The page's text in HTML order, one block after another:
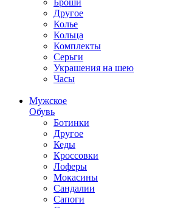
Другое
Колье
Кольца
Комплекты
Серьги
Украшения на шею
Часы
Мужское
Обувь
Ботинки
Другое
Кеды
Кроссовки
Лоферы
Мокасины
Сандалии
Сапоги